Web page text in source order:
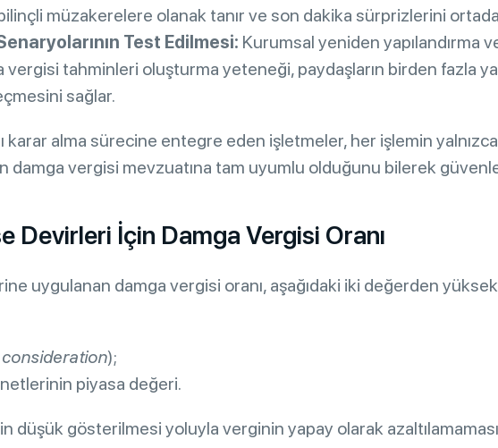
müzakerelere olanak tanır ve son dakika sürprizlerini
Test Edilmesi: Kurumsal yeniden yapılandırma
tahminleri oluşturma yeteneği, paydaşların birden fazla
sağlar.
karar alma sürecine entegre eden işletmeler, her işlemin yalnızca
damga vergisi mevzuatına tam uyumlu olduğunu bilerek
Devirleri İçin Damga Vergisi Oranı
uygulanan damga vergisi oranı, aşağıdaki iki değerden
);
piyasa değeri.
düşük gösterilmesi yoluyla verginin yapay olarak